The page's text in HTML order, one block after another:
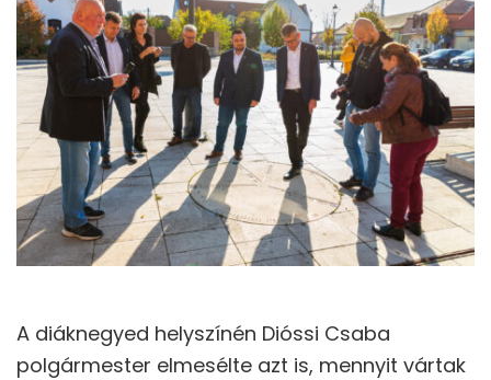
A diáknegyed helyszínén Dióssi Csaba
polgármester elmesélte azt is, mennyit vártak